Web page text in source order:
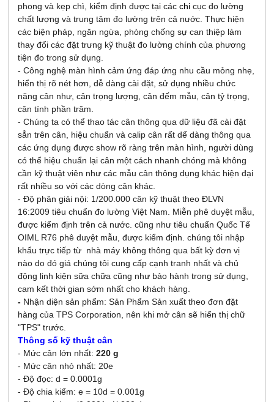
phong và kẹp chì, kiểm định được tại cácchi cục đo lường
chất lượng và trung tâm đo lường trên cả nước. Thực hiện
các biện pháp, ngăn ngừa, phòng chống sự can thiệp làm
thay đổi các đặt trưng kỹ thuật đo lường chính của phương
tiện đo trong sử dụng.
- Công nghệ màn hình cảm ứng đáp ứng nhu cầu mỏng nhẹ,
hiển thị rõ nét hơn, dễ dàng cài đặt, sử dụng nhiều chức
năng cân như, cân trọng lượng, cân đếm mẫu, cân tỷ trọng,
cân tính phần trăm.
- Chúng ta có thể thao tác cân thông qua dữ liệu đã cài đặt
sẳn trên cân, hiệu chuẩn và calip cân rất dể dàng thông qua
các ứng dụng được show rõ ràng trên màn hình, người dùng
có thể hiệu chuẩn lại cân một cách nhanh chóng mà không
cần kỹ thuật viên như các mẫu cân thông dụng khác hiện đại
rất nhiều so với các dòng cân khác.
- Độ phân giải nội: 1/200.000 cân kỹ thuật theo ĐLVN
16:2009 tiêu chuẩn đo lường Việt Nam. Miễn phê duyệt mẫu,
được kiểm định trên cả nước. cũng như tiêu chuẩn Quốc Tế
OIML R76 phê duyệt mẫu, được kiểm định. chúng tôi nhập
khẩu trực tiếp từ nhà máy không thông qua bất kỳ đơn vị
nào do đó giá chúng tôi cung cấp cạnh tranh nhất và chủ
động linh kiện sữa chữa cũng như bảo hành trong sử dụng,
cam kết thời gian sớm nhất cho khách hàng.
- Nhận diện sản phẩm: Sản Phẩm Sản xuất theo đơn đặt
hàng của TPS Corporation, nên khi mở cân sẽ hiển thị chữ
"TPS" trước.
Thông số kỹ thuật cân
- Mức cân lớn nhất:220 g
- Mức cân nhỏ nhất: 20e
- Độ đọc: d = 0.0001g
- Độ chia kiểm: e = 10d = 0.001g